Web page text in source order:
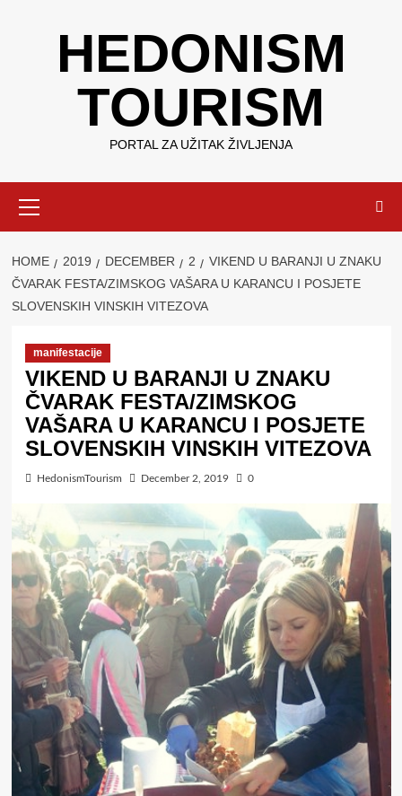
HEDONISM
TOURISM
PORTAL ZA UŽITAK ŽIVLJENJA
Menu
HOME 2019 DECEMBER 2
VIKEND U BARANJI U ZNAKU
ČVARAK FESTA/ZIMSKOG VAŠARA U KARANCU I POSJETE
SLOVENSKIH VINSKIH VITEZOVA
manifestacije
VIKEND U BARANJI U ZNAKU
ČVARAK FESTA/ZIMSKOG
VAŠARA U KARANCU I POSJETE
SLOVENSKIH VINSKIH VITEZOVA
HedonismTourism December 2, 2019 0